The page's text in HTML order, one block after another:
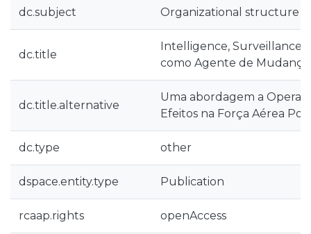
dc.subject Organizational structure
dc.title
Intelligence, Surveillance
como Agente de Mudança
dc.title.alternative
Uma abordagem a
Efeitos na Força Aérea
dc.type other
dspace.entity.type Publication
rcaap.rights openAccess